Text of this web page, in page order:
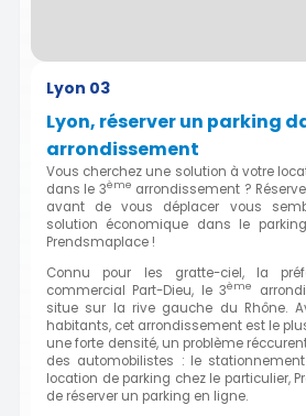
Lyon 03
Lyon, réserver un parking
arrondissement
Vous cherchez une solution à votre
dans le 3ème arrondissement ?
avant de vous déplacer vous
solution économique dans le
Prendsmaplace !
Connu pour les gratte-ciel, la
commercial Part-Dieu, le 3ème
situe sur la rive gauche du Rhône.
habitants, cet arrondissement est le
une forte densité, un problème
des automobilistes : le
location de parking chez le particulier,
de réserver un parking en ligne.